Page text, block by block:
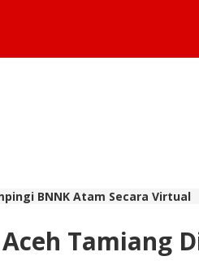
BNNK Atam Secara Virtual
Tamiang